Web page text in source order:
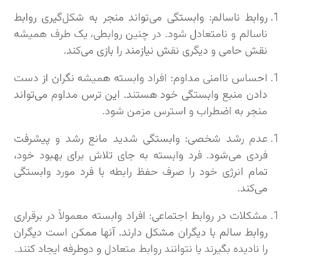
روابط ناسالم: وابستگی می‌تواند منجر به شکل‌گیری روابط
ناسالم و نامتعادل شود. در چنین روابطی، یک طرف همیشه
نقش حامی و دیگری نقش نیازمند را بازی می‌کند.
احساس ناامنی مداوم: افراد وابسته همیشه نگران از دست
دادن منبع وابستگی خود هستند. این ترس مداوم می‌تواند
منجر به اضطراب و استرس مزمن شود.
عدم رشد شخصی: وابستگی شدید مانع رشد و پیشرفت
فردی می‌شود. فرد وابسته به جای تلاش برای بهبود خود،
تمام انرژی خود را صرف حفظ رابطه با فرد مورد وابستگی
می‌کند.
مشکلات در روابط اجتماعی: افراد وابسته معمولاً در برقراری
روابط سالم با دیگران مشکل دارند. آنها ممکن است دیگران
را نادیده بگیرند یا نتوانند روابط متعادل و دوطرفه ایجاد کنند.